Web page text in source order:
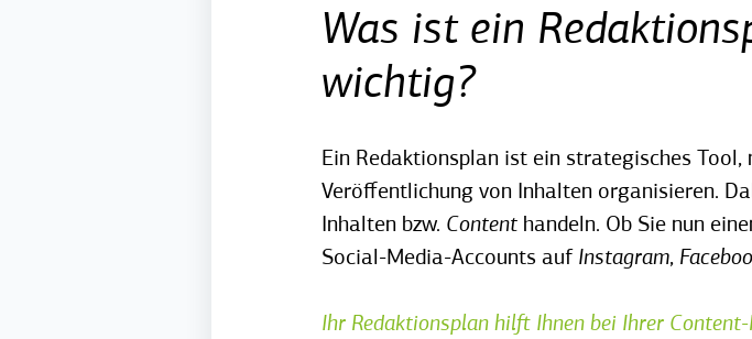
Was ist ein
wichtig?
Ein Redaktionsplan ist ein strategisches
Veröffentlichung von Inhalten organisieren.
Inhalten bzw. Content handeln. Ob Sie nun
Social-Media-Accounts auf Instagram,
Ihr Redaktionsplan hilft Ihnen bei Ihrer